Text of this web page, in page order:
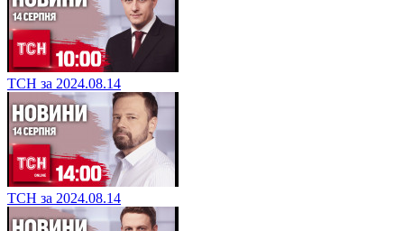
ТСН за 2024.08.14
ТСН за 2024.08.14